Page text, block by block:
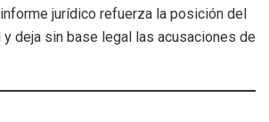
jurídico refuerza la posición del
deja sin base legal las acusaciones de